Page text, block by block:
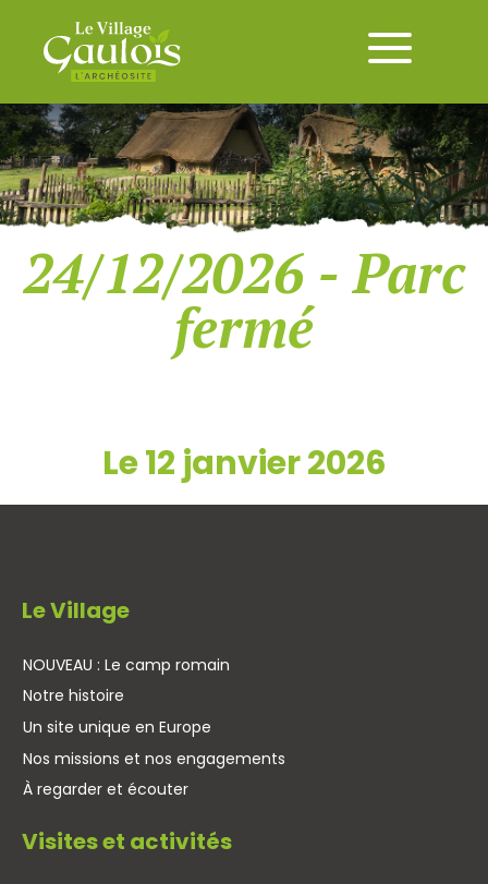
24/12/2026 - Parc
fermé
Le 12 janvier 2026
Le Village
NOUVEAU : Le camp romain
Notre histoire
Un site unique en Europe
Nos missions et nos engagements
À regarder et écouter
Visites et activités